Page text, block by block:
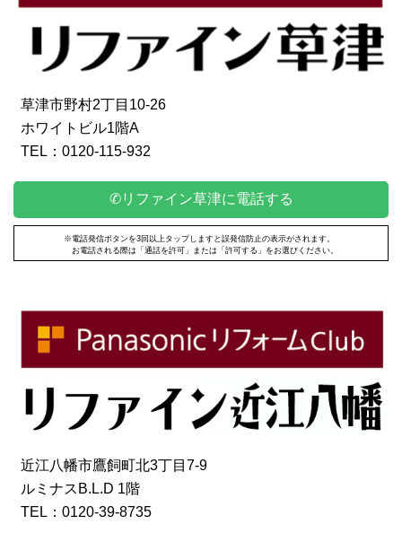
草津市野村2丁目10-26
ホワイトビル1階A
TEL：0120-115-932
✆リファイン草津に電話する
※電話発信ボタンを3回以上タップしますと誤発信防止の表示がされます。
お電話される際は「通話を許可」または「許可する」をお選びください。
近江八幡市鷹飼町北3丁目7-9
ルミナスB.L.D 1階
TEL：0120-39-8735